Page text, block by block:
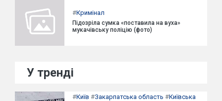
#Кримінал
Підозріла сумка «поставила на вуха»
мукачівську поліцію (фото)
У тренді
#Київ #Закарпатська область #Київська